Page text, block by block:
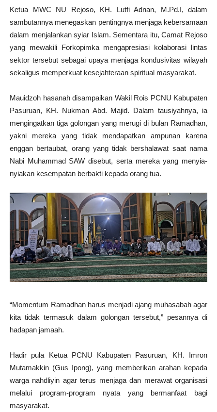
Ketua MWC NU Rejoso, KH. Lutfi Adnan, M.Pd.I, dalam
sambutannya menegaskan pentingnya menjaga kebersamaan
dalam menjalankan syiar Islam. Sementara itu, Camat Rejoso
yang mewakili Forkopimka mengapresiasi kolaborasi lintas
sektor tersebut sebagai upaya menjaga kondusivitas wilayah
sekaligus memperkuat kesejahteraan spiritual masyarakat.
Mauidzoh hasanah disampaikan Wakil Rois PCNU Kabupaten
Pasuruan, KH. Nukman Abd. Majid. Dalam tausiyahnya, ia
mengingatkan tiga golongan yang merugi di bulan Ramadhan,
yakni mereka yang tidak mendapatkan ampunan karena
enggan bertaubat, orang yang tidak bershalawat saat nama
Nabi Muhammad SAW disebut, serta mereka yang menyia-
nyiakan kesempatan berbakti kepada orang tua.
“Momentum Ramadhan harus menjadi ajang muhasabah agar
kita tidak termasuk dalam golongan tersebut,” pesannya di
hadapan jamaah.
Hadir pula Ketua PCNU Kabupaten Pasuruan, KH. Imron
Mutamakkin (Gus Ipong), yang memberikan arahan kepada
warga nahdliyin agar terus menjaga dan merawat organisasi
melalui program-program nyata yang bermanfaat bagi
masyarakat.